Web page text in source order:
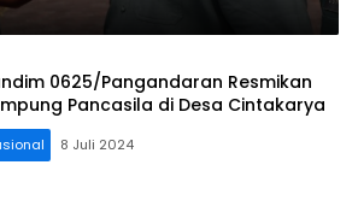
0625/Pangandaran Resmikan
Pancasila di Desa Cintakarya
8 Juli 2024